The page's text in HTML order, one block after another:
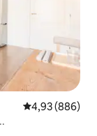
Priemerné
4,93 (886)